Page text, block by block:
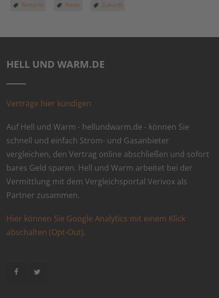
Batterie News Zukunft
HELL UND WARM.DE
Verträge hier kündigen
Auf Hell und Warm - hellundwarm.de - können Sie
schnell und einfach Strom- und Gasanbieter
vergleichen, den Vertrag online abschließen und sofort
bares Geld sparen. Hell und Warm arbeitet bei der
Vermittlung mit dem Vergleichsportal Verivox als
Partner zusammen.
Hier können Sie Google Analytics mit einem Klick
abschalten (Opt-Out).